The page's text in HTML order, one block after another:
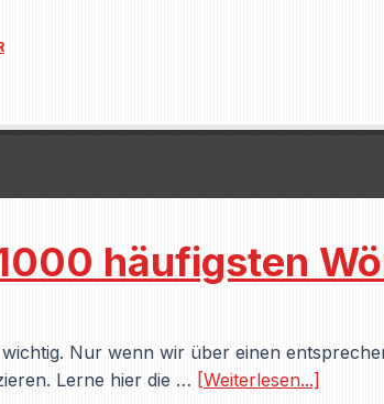
häufigsten
Nur wenn wir über einen
Lerne hier die … [Weiterlesen...]